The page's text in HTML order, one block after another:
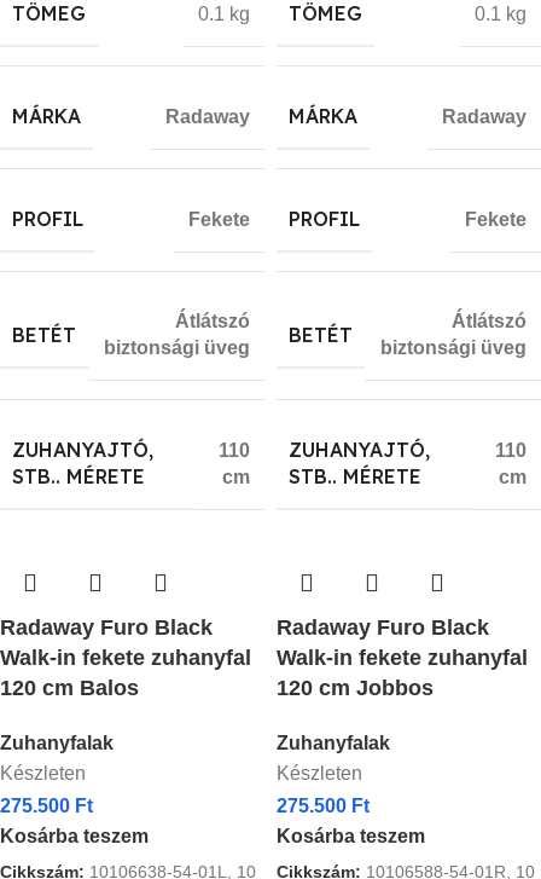
TÖMEG 0.1 kg
MÁRKA Radaway
PROFIL Fekete
BETÉT
Átlátszó
biztonsági üveg
ZUHANYAJTÓ,
STB.. MÉRETE
110
cm
TÖMEG 0.1 kg
MÁRKA Radaway
PROFIL Fekete
BETÉT
Átlátszó
biztonsági üveg
ZUHANYAJTÓ,
STB.. MÉRETE
110
cm
Radaway Furo Black
Walk-in fekete zuhanyfal
120 cm Balos
Zuhanyfalak
Készleten
275.500 Ft
Kosárba teszem
Cikkszám: 10106638-54-01L, 10
Radaway Furo Black
Walk-in fekete zuhanyfal
120 cm Jobbos
Zuhanyfalak
Készleten
275.500 Ft
Kosárba teszem
Cikkszám: 10106588-54-01R, 10